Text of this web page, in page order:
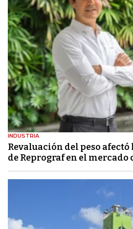
INDUSTRIA
Revaluación del peso
de Reprograf en el